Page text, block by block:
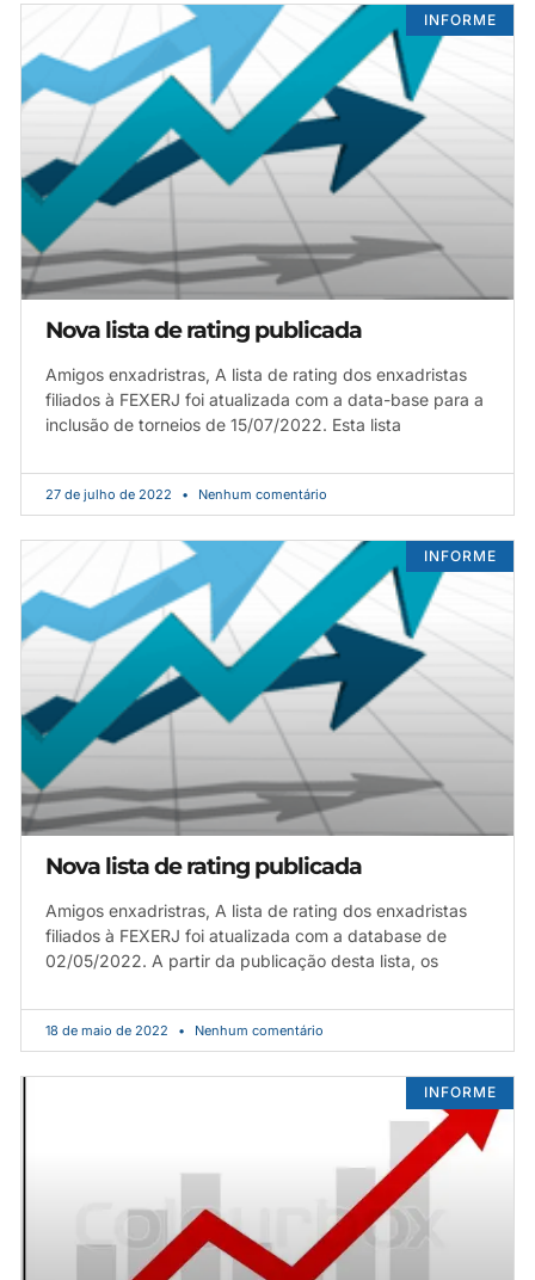
INFORME
Nova lista de rating publicada
Amigos enxadristras, A lista de rating dos enxadristas
filiados à FEXERJ foi atualizada com a data-base para a
inclusão de torneios de 15/07/2022. Esta lista
27 de julho de 2022 Nenhum comentário
INFORME
Nova lista de rating publicada
Amigos enxadristras, A lista de rating dos enxadristas
filiados à FEXERJ foi atualizada com a database de
02/05/2022. A partir da publicação desta lista, os
18 de maio de 2022 Nenhum comentário
INFORME